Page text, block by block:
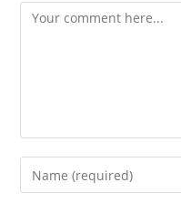
Comment
Enter
your